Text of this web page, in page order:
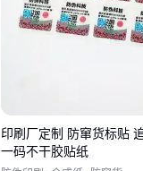
辅助类
偏差
工防水标签
这种系统
印刷厂定制 防窜货标贴
一码不干胶贴纸